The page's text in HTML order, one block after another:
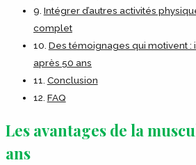
Intégrer d’autres activités
complet
Des témoignages qui motivent :
après 50 ans
Conclusion
FAQ
Les avantages de la
ans